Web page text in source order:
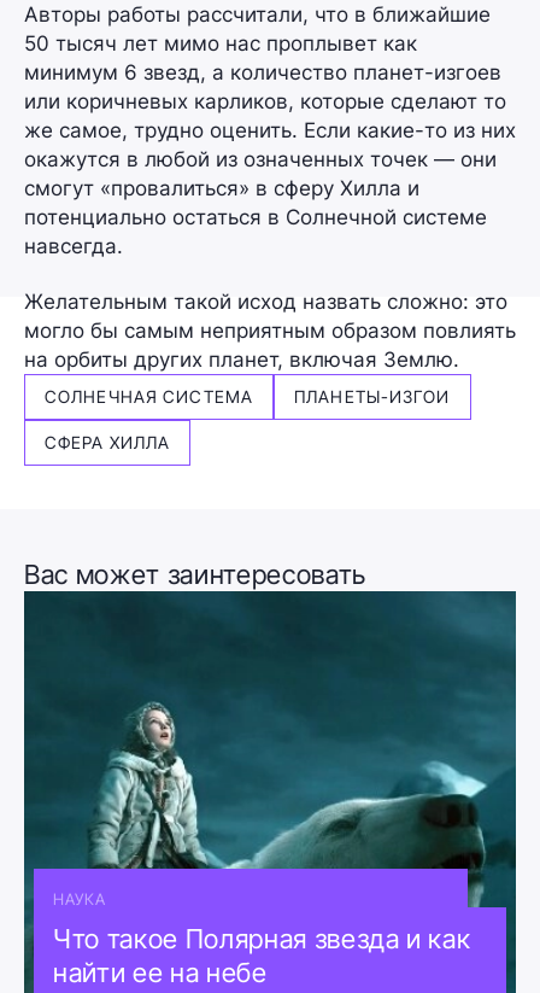
Авторы работы рассчитали, что в ближайшие
50 тысяч лет мимо нас проплывет как
минимум 6 звезд, а количество планет-изгоев
или коричневых карликов, которые сделают то
же самое, трудно оценить. Если какие-то из них
окажутся в любой из означенных точек — они
смогут «провалиться» в сферу Хилла и
потенциально остаться в Солнечной системе
навсегда.
Желательным такой исход назвать сложно: это
могло бы самым неприятным образом повлиять
на орбиты других планет, включая Землю.
СОЛНЕЧНАЯ СИСТЕМА ПЛАНЕТЫ-ИЗГОИ
СФЕРА ХИЛЛА
Вас может заинтересовать
НАУКА
Что такое Полярная звезда и как
найти ее на небе